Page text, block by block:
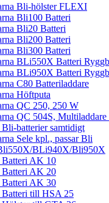
Bli-hölster FLEXI
Bli100 Batteri
Bli20 Batteri
Bli200 Batteri
Bli300 Batteri
BLi550X Batteri
BLi950X Batteri
C80 Batteriladdare
Höftputa
QC 250, 250 W
QC 504S,
batterier samtidigt
Sele kpl., passar Bli
BLi940X/Bli950X
AK 10
AK 20
AK 30
till HSA 25